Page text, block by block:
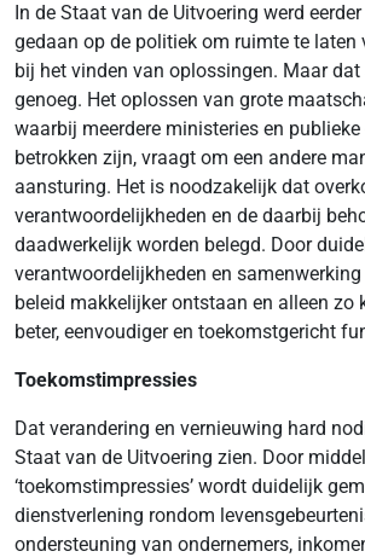
In de Staat van de Uitvoering werd
gedaan op de politiek om ruimte te laten
bij het vinden van oplossingen. Maar
genoeg. Het oplossen van grote
waarbij meerdere ministeries en
betrokken zijn, vraagt om een andere
aansturing. Het is noodzakelijk dat
verantwoordelijkheden en de daarbij
daadwerkelijk worden belegd. Door
verantwoordelijkheden en
beleid makkelijker ontstaan en alleen zo
beter, eenvoudiger en toekomstgericht
Toekomstimpressies
Dat verandering en vernieuwing hard
Staat van de Uitvoering zien. Door
‘toekomstimpressies’ wordt duidelijk
dienstverlening rondom
ondersteuning van ondernemers,